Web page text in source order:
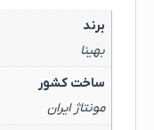
برند
بهینا
ساخت کشور
مونتاژ ایران